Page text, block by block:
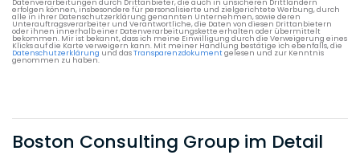
Datenverarbeitungen durch Drittanbieter, die auch in unsicheren Drittländern
erfolgen können, insbesondere für personalisierte und zielgerichtete Werbung, durch
alle in ihrer Datenschutzerklärung genannten Unternehmen, sowie deren
Unterauftragsverarbeiter und Verantwortliche, die Daten von diesen Drittanbietern
oder ihnen innerhalb einer Datenverarbeitungskette erhalten oder übermittelt
bekommen. Mir ist bekannt, dass ich meine Einwilligung durch die Verweigerung eines
Klicks auf die Karte verweigern kann. Mit meiner Handlung bestätige ich ebenfalls, die
Datenschutzerklärung und dasTransparenzdokumentgelesen und zur Kenntnis
genommen zu haben.
Boston Consulting Group im Detail